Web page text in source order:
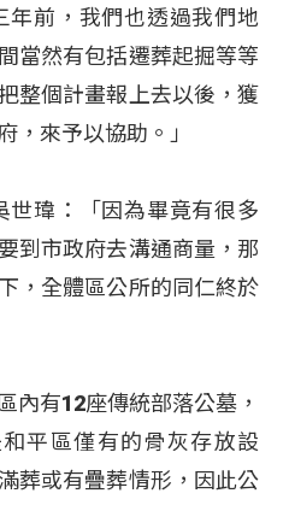
年前，我們也透過我們地
當然有包括遷葬起掘等等
整個計畫報上去以後，獲
，來予以協助。」
世瑋：「因為畢竟有很多
到市政府去溝通商量，那
，全體區公所的同仁終於
內有12座傳統部落公墓，
平區僅有的骨灰存放設
葬或有疊葬情形，因此公